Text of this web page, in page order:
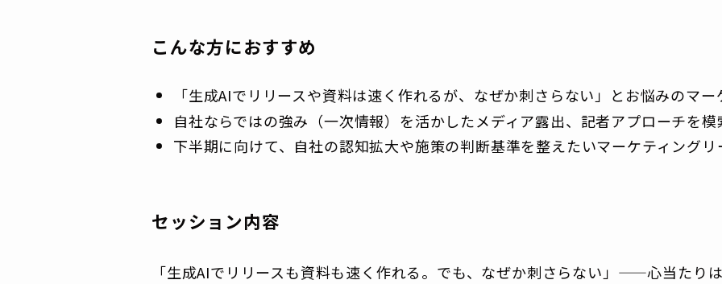
こんな方におすすめ
「生成AIでリリースや資料は速く作れるが、なぜか刺さらない」とお悩みのマ
自社ならではの強み（一次情報）を活かしたメディア露出、記者アプローチを
下半期に向けて、自社の認知拡大や施策の判断基準を整えたいマーケティングリ
セッション内容
「生成AIでリリースも資料も速く作れる。でも、なぜか刺さらない」——心当たり